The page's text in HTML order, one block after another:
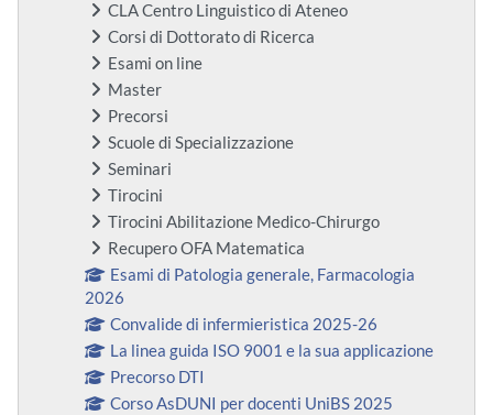
CLA Centro Linguistico di Ateneo
Corsi di Dottorato di Ricerca
Esami on line
Master
Precorsi
Scuole di Specializzazione
Seminari
Tirocini
Tirocini Abilitazione Medico-Chirurgo
Recupero OFA Matematica
Esami di Patologia generale, Farmacologia
2026
Convalide di infermieristica 2025-26
La linea guida ISO 9001 e la sua applicazione
Precorso DTI
Corso AsDUNI per docenti UniBS 2025